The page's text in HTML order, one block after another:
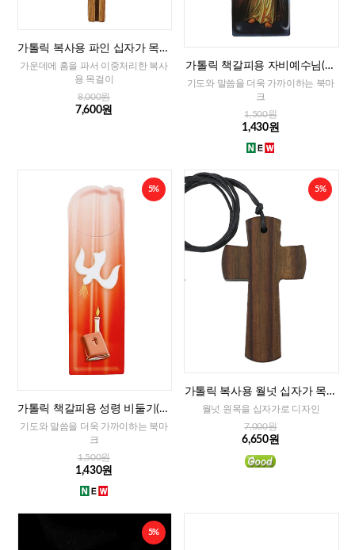
가톨릭 복사용 파인 십자가 목걸
이
가운데에 홈을 파서 이중처리한 복사
용 목걸이
8,000원
7,600원
가톨릭 책갈피용 자비예수님(이
태리)
기도와 말씀을 더욱 가까이하는 북마
크
1,500원
1,430원
5%
가톨릭 책갈피용 성령 비둘기(이
태리)
기도와 말씀을 더욱 가까이하는 북마
크
1,500원
1,430원
5%
가톨릭 복사용 월넛 십자가 목걸
이
월넛 원목을 십자가로 디자인
7,000원
6,650원
5%